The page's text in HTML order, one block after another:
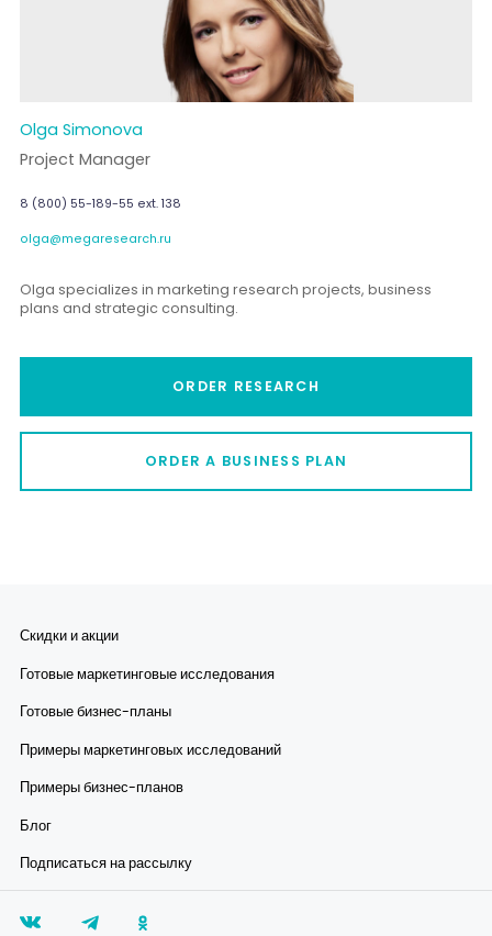
Olga Simonova
Project Manager
8 (800) 55-189-55 ext. 138
olga@megaresearch.ru
Olga specializes in marketing research projects, business
plans and strategic consulting.
ORDER RESEARCH
ORDER A BUSINESS PLAN
Скидки и акции
Готовые маркетинговые исследования
Готовые бизнес-планы
Примеры маркетинговых исследований
Примеры бизнес-планов
Блог
Подписаться на рассылку